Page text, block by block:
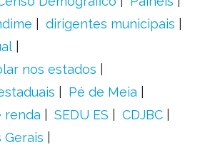
dirigentes municipais
nos estados
Pé de Meia
renda
SEDU ES
CDJBC
Gerais